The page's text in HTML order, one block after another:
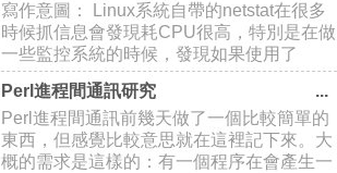
寫作意圖： Linux系統自帶的netstat在很多
時候抓信息會發現耗CPU很高，特別是在做
一些監控系統的時候，發現如果使用了
netstat，監控系統本身會造成系統負載比較
高，因此試著
Perl進程間通訊研究
Perl進程間通訊前幾天做了一個比較簡單的
東西，但感覺比較意思就在這裡記下來。大
概的需求是這樣的：有一個程序在會產生一